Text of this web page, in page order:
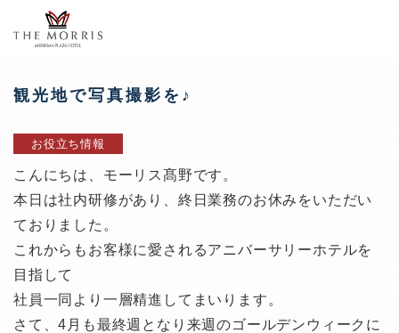
観光地で写真撮影を♪
お役立ち情報
こんにちは、モーリス髙野です。
本日は社内研修があり、終日業務のお休みをいただい
ておりました。
これからもお客様に愛されるアニバーサリーホテルを
目指して
社員一同より一層精進してまいります。
さて、4月も最終週となり来週のゴールデンウィークに